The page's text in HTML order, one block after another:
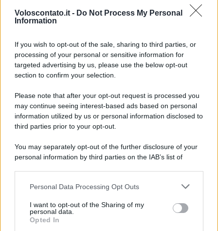
Voloscontato.it - Do Not Process My Personal
Information
If you wish to opt-out of the sale, sharing to third parties, or
processing of your personal or sensitive information for
targeted advertising by us, please use the below opt-out
section to confirm your selection.
Please note that after your opt-out request is processed you
may continue seeing interest-based ads based on personal
information utilized by us or personal information disclosed to
third parties prior to your opt-out.
You may separately opt-out of the further disclosure of your
personal information by third parties on the IAB’s list of
This information may also be disclosed by us to third parties
disclose it to other third parties.
Please note that this website/app uses one or more Google
Personal Data Processing Opt Outs
I want to opt-out of the Sharing of my
personal data.
Opted In
GUIDE PER VIAGGIATORI
Una località di montagna vuole attirare
nomadi digitali con case e spazi di co-
working
Lo sapevi che...
Due siti UNESCO nello stesso luogo: il
tesoro della Puglia che sorprende tutti
Mai così tante città italiane tra le più
care d’Europa: la classifica 2026 fa
discutere